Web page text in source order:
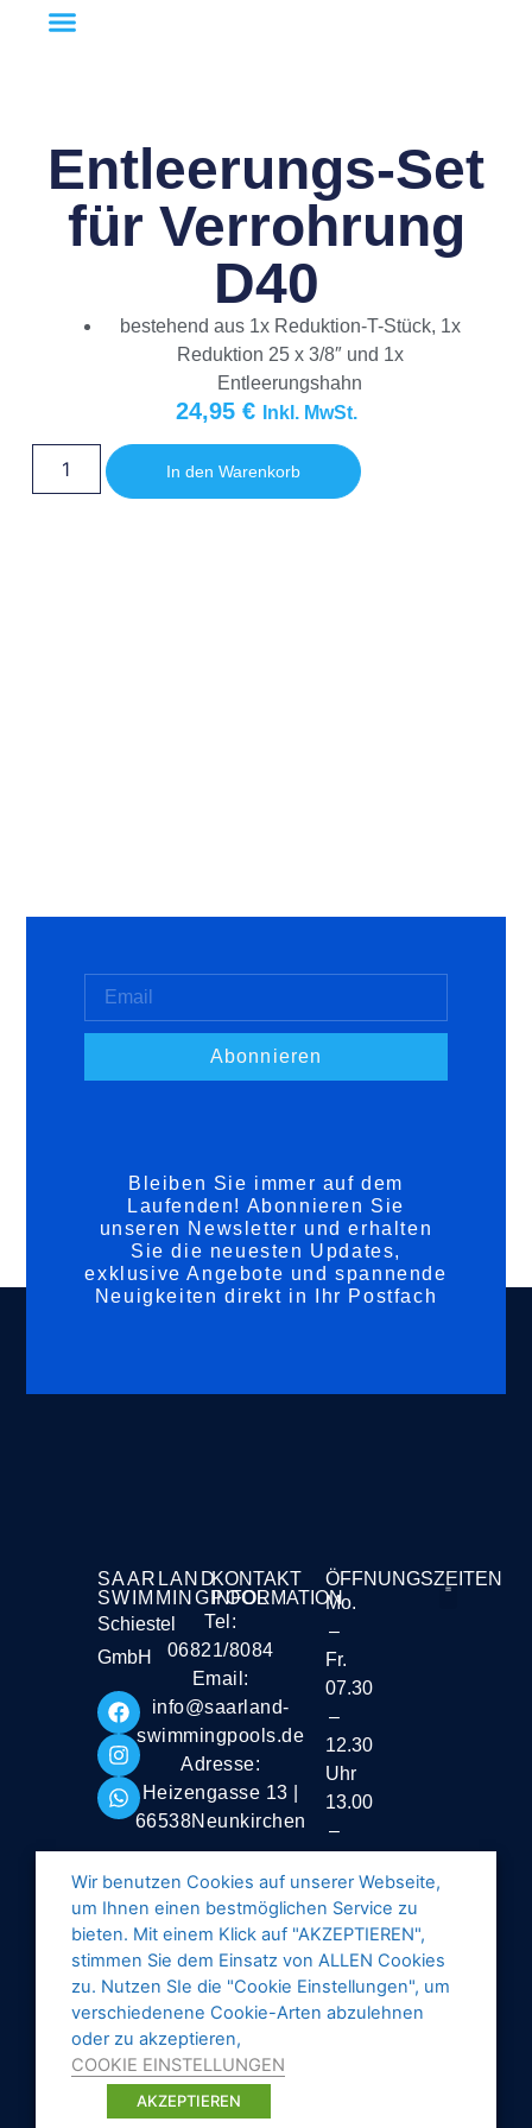
Entleerungs-Set
für Verrohrung
D40
bestehend aus 1x Reduktion-T-Stück, 1x
Reduktion 25 x 3/8″ und 1x
Entleerungshahn
24,95 € Inkl. MwSt.
In den Warenkorb
Bleiben Sie immer auf dem
Laufenden! Abonnieren Sie
unseren Newsletter und erhalten
Sie die neuesten Updates,
exklusive Angebote und spannende
Neuigkeiten direkt in Ihr Postfach
Abonnieren
SAARLAND
SWIMMINGPOOL
Schiestel
GmbH
KONTAKT
INFORMATION
Tel:
06821/8084
Email:
info@saarland-
swimmingpools.de
Adresse:
Heizengasse 13 |
66538Neunkirchen
ÖFFNUNGSZEITEN
Mo.
–
Fr.
07.30
–
12.30
Uhr
13.00
–
Uhr
Samstag
geschlossen
Wir benutzen Cookies auf unserer Webseite,
um Ihnen einen bestmöglichen Service zu
bieten. Mit einem Klick auf "AKZEPTIEREN",
stimmen Sie dem Einsatz von ALLEN Cookies
zu. Nutzen SIe die "Cookie Einstellungen", um
verschiedenene Cookie-Arten abzulehnen
oder zu akzeptieren,
COOKIE EINSTELLUNGEN
AKZEPTIEREN